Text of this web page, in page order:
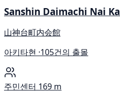
Sanshin Daimachi Nai
山神台町内会館
아키타현 ·105건의 출몰
주민센터 169 m